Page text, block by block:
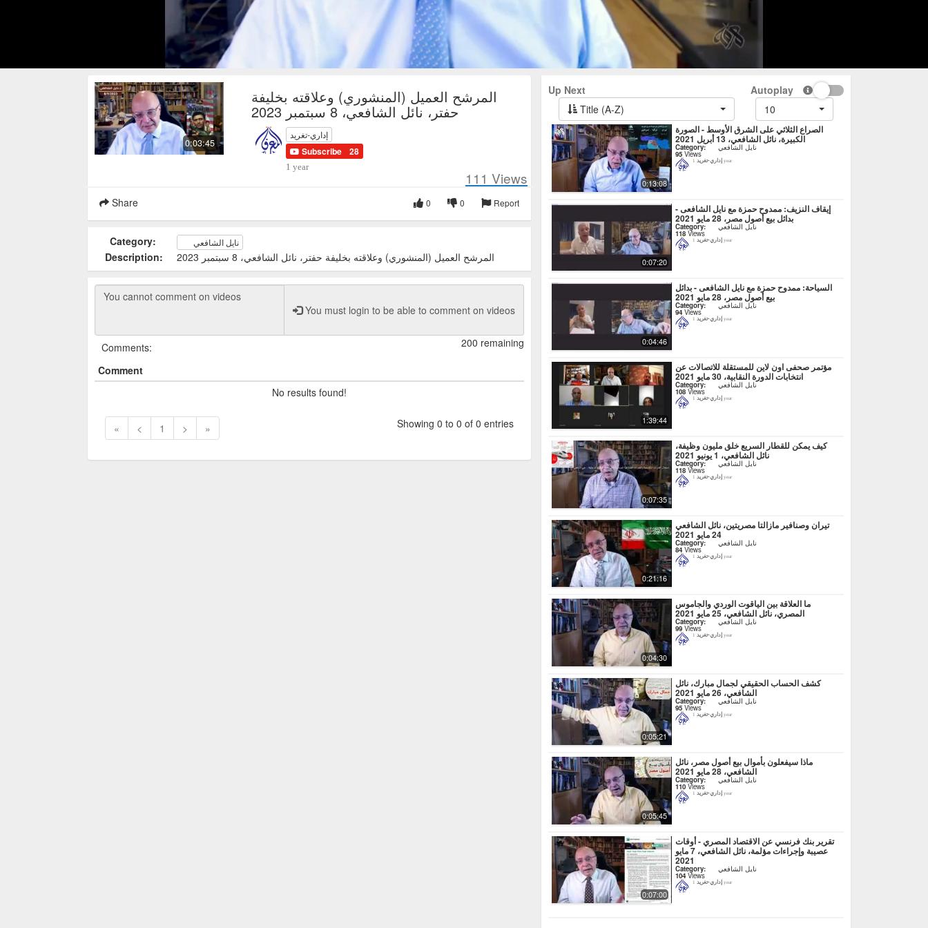
0:03:45
المرشح العميل (المنشوري) وعلاقته بخليفة
حفتر، نائل الشافعي، 8 سبتمبر 2023
إداري-تغريد
Subscribe 28
1 year
111 Views
Share Report
0
0
Category: نايل الشافعي
Description: المرشح العميل (المنشوري) وعلاقته بخليفة حفتر، نائل الشافعي، 8 سبتمبر 2023
You must login to be able to comment on videos
200 remaining
Comments:
Comment
No results found!
« < 1 > » Showing 0 to 0 of 0 entries
Up Next
Autoplay
Title (A-Z)
10
0:13:08
الصراع الثلاثي على الشرق الأوسط - الصورة
الكبيرة، نائل الشافعي، 13 أبريل 2021
Category: نايل الشافعي
95 Views
إداري-تغريد 1 year
0:07:20
إيقاف النزيف: ممدوح حمزة مع نايل الشافعى -
بدائل بيع أصول مصر، 28 مايو 2021
Category: نايل الشافعي
118 Views
إداري-تغريد 1 year
0:04:46
السياحة: ممدوح حمزة مع نايل الشافعى - بدائل
بيع أصول مصر، 28 مايو 2021
Category: نايل الشافعي
94 Views
إداري-تغريد 1 year
1:39:44
مؤتمر صحفى اون لاين للمستقلة للاتصالات عن
انتخابات الدورة النقابية، 30 مايو 2021
Category: نايل الشافعي
108 Views
إداري-تغريد 1 year
0:07:35
كيف يمكن للقطار السريع خلق مليون وظيفة،
نائل الشافعي، 1 يونيو 2021
Category: نايل الشافعي
118 Views
إداري-تغريد 1 year
0:21:16
تيران وصنافير مازالتا مصريتين، نائل الشافعي
24 مايو 2021
Category: نايل الشافعي
84 Views
إداري-تغريد 1 year
0:04:30
ما العلاقة بين الياقوت الوردي والجاموس
المصري، نائل الشافعي، 25 مايو 2021
Category: نايل الشافعي
99 Views
إداري-تغريد 1 year
0:05:21
كشف الحساب الحقيقي لجمال مبارك، نائل
الشافعي، 26 مايو 2021
Category: نايل الشافعي
95 Views
إداري-تغريد 1 year
0:05:45
ماذا سيفعلون بأموال بيع أصول مصر، نائل
الشافعي، 28 مايو 2021
Category: نايل الشافعي
110 Views
إداري-تغريد 1 year
0:07:00
تقرير بنك فرنسي عن الاقتصاد المصري - أوقات
عصيبة وإجراءات مؤلمة، نائل الشافعي، 7 مايو
2021
Category: نايل الشافعي
104 Views
إداري-تغريد 1 year